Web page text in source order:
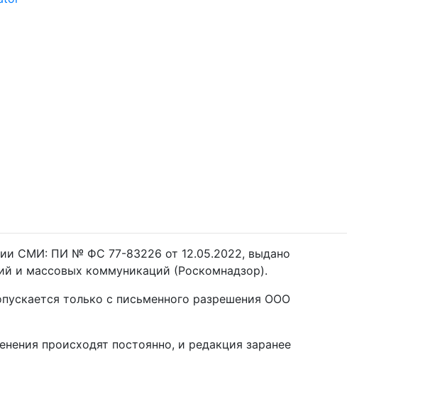
СМИ: ПИ № ФС 77-83226 от 12.05.2022, выдано
и массовых коммуникаций (Роскомнадзор).
только с письменного разрешения ООО
происходят постоянно, и редакция заранее